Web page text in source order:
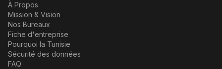
À Propos
Mission & Vision
Nos Bureaux
Fiche d'entreprise
Pourquoi la Tunisie
Sécurité des données
FAQ